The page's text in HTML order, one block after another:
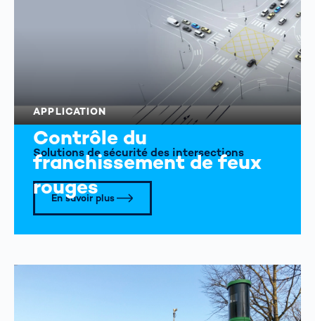
APPLICATION
Contrôle du
franchissement de feux
rouges
Solutions de sécurité des intersections
En savoir plus